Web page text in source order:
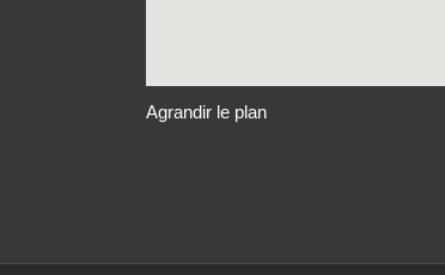
Agrandir le plan